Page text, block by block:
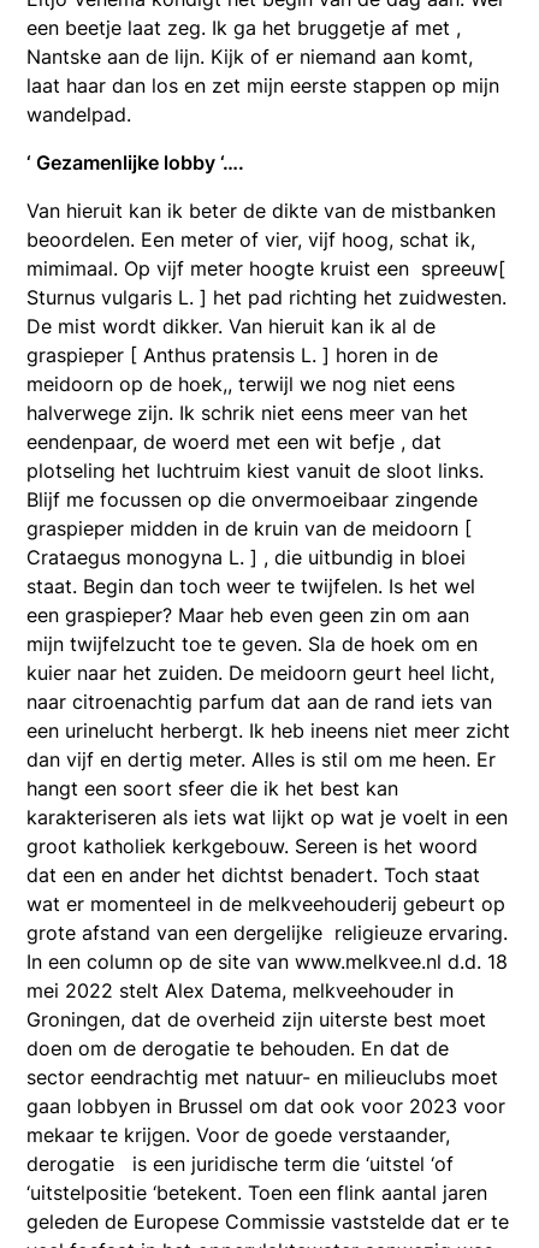
een beetje laat zeg. Ik ga het bruggetje af met ,
Nantske aan de lijn. Kijk of er niemand aan komt,
laat haar dan los en zet mijn eerste stappen op mijn
wandelpad.
‘ Gezamenlijke lobby ‘….
Van hieruit kan ik beter de dikte van de mistbanken
beoordelen. Een meter of vier, vijf hoog, schat ik,
mimimaal. Op vijf meter hoogte kruist een spreeuw[
Sturnus vulgaris L. ] het pad richting het zuidwesten.
De mist wordt dikker. Van hieruit kan ik al de
graspieper [ Anthus pratensis L. ] horen in de
meidoorn op de hoek,, terwijl we nog niet eens
halverwege zijn. Ik schrik niet eens meer van het
eendenpaar, de woerd met een wit befje , dat
plotseling het luchtruim kiest vanuit de sloot links.
Blijf me focussen op die onvermoeibaar zingende
graspieper midden in de kruin van de meidoorn [
Crataegus monogyna L. ] , die uitbundig in bloei
staat. Begin dan toch weer te twijfelen. Is het wel
een graspieper? Maar heb even geen zin om aan
mijn twijfelzucht toe te geven. Sla de hoek om en
kuier naar het zuiden. De meidoorn geurt heel licht,
naar citroenachtig parfum dat aan de rand iets van
een urinelucht herbergt. Ik heb ineens niet meer zicht
dan vijf en dertig meter. Alles is stil om me heen. Er
hangt een soort sfeer die ik het best kan
karakteriseren als iets wat lijkt op wat je voelt in een
groot katholiek kerkgebouw. Sereen is het woord
dat een en ander het dichtst benadert. Toch staat
wat er momenteel in de melkveehouderij gebeurt op
grote afstand van een dergelijke religieuze ervaring.
In een column op de site van www.melkvee.nl d.d. 18
mei 2022 stelt Alex Datema, melkveehouder in
Groningen, dat de overheid zijn uiterste best moet
doen om de derogatie te behouden. En dat de
sector eendrachtig met natuur- en milieuclubs moet
gaan lobbyen in Brussel om dat ook voor 2023 voor
mekaar te krijgen. Voor de goede verstaander,
derogatie is een juridische term die ‘uitstel ‘of
‘uitstelpositie ‘betekent. Toen een flink aantal jaren
geleden de Europese Commissie vaststelde dat er te